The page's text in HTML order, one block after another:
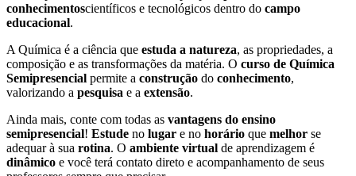
conhecimentoscientíficos e tecnológicos dentro do campo
educacional.
A Química é a ciência que estuda a natureza, as propriedades, a
composição e as transformações da matéria. O curso de Química
Semipresencial permite a construção do conhecimento,
valorizando a pesquisa e a extensão.
Ainda mais, conte com todas as vantagens do ensino
semipresencial! Estude no lugar e no horário que melhor se
adequar à sua rotina. O ambiente virtual de aprendizagem é
dinâmico e você terá contato direto e acompanhamento de seus